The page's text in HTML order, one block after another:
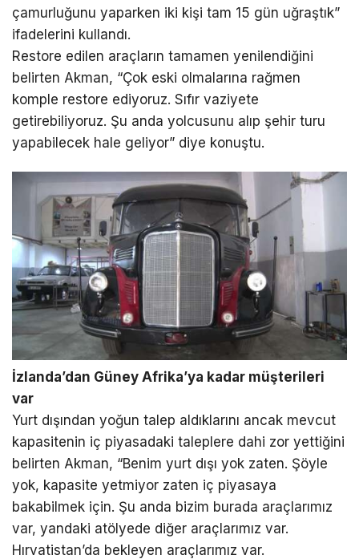
çamurluğunu yaparken iki kişi tam 15 gün uğraştık”
ifadelerini kullandı.
Restore edilen araçların tamamen yenilendiğini
belirten Akman, “Çok eski olmalarına rağmen
komple restore ediyoruz. Sıfır vaziyete
getirebiliyoruz. Şu anda yolcusunu alıp şehir turu
yapabilecek hale geliyor” diye konuştu.
İzlanda’dan Güney Afrika’ya kadar müşterileri
var
Yurt dışından yoğun talep aldıklarını ancak mevcut
kapasitenin iç piyasadaki taleplere dahi zor yettiğini
belirten Akman, “Benim yurt dışı yok zaten. Şöyle
yok, kapasite yetmiyor zaten iç piyasaya
bakabilmek için. Şu anda bizim burada araçlarımız
var, yandaki atölyede diğer araçlarımız var.
Hırvatistan’da bekleyen araçlarımız var.